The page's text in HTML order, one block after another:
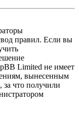
правил. Если вы
Limited не имеет
вынесенным
за что получили